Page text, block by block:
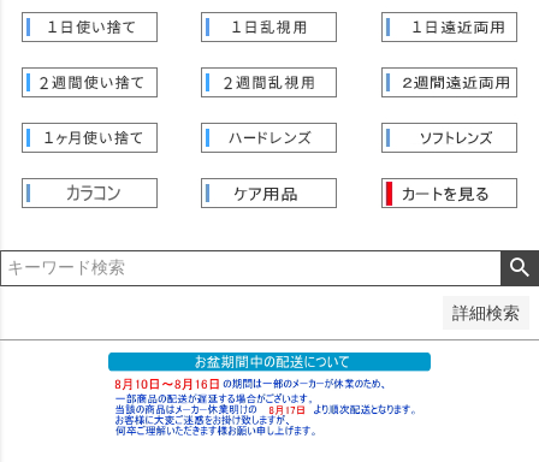
詳細検索
並び順
登録順
価格が高い順
レビュー順
キーワードヒット順